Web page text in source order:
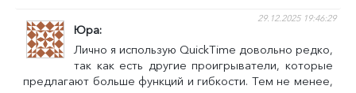
Юра
29.12.2025 19:46:29
Лично я использую QuickTime довольно редко,
так как есть другие проигрыватели, которые
предлагают больше функций и гибкости. Тем не менее,